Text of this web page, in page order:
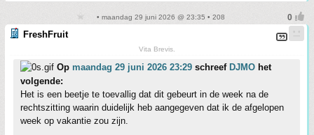
• maandag 29 juni 2026 @ 23:35 • 208
FreshFruit
Vita Brevis.
Op maandag 29 juni 2026 23:29 schreef DJMO het
volgende:
Het is een beetje te toevallig dat dit gebeurt in de week na de
rechtszitting waarin duidelijk heb aangegeven dat ik de afgelopen
week op vakantie zou zijn.